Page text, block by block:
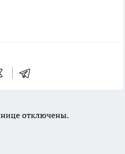
отключены.